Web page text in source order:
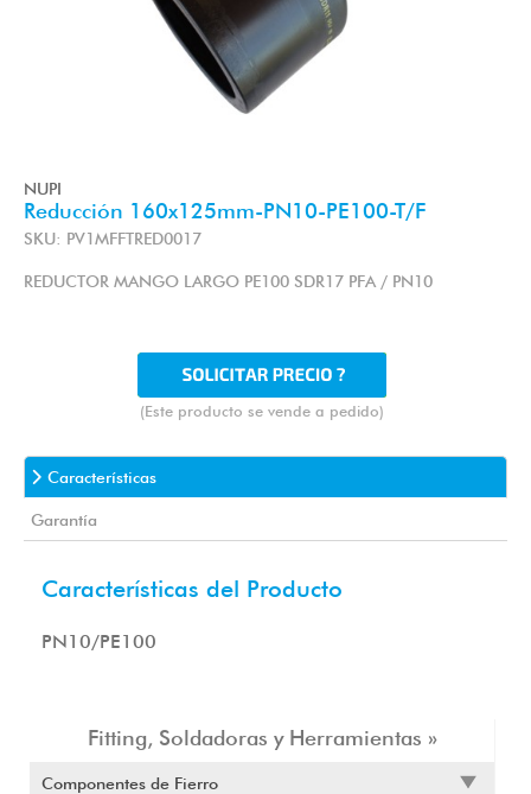
Fitting, Soldadoras y Herramientas »
Componentes de Fierro
NUPI
Reducción 160x125mm-PN10-PE100-T/F
SKU: PV1MFFTRED0017
REDUCTOR MANGO LARGO PE100 SDR17 PFA / PN10
(Este producto se vende a pedido)
Características
Garantía
Características del Producto
PN10/PE100